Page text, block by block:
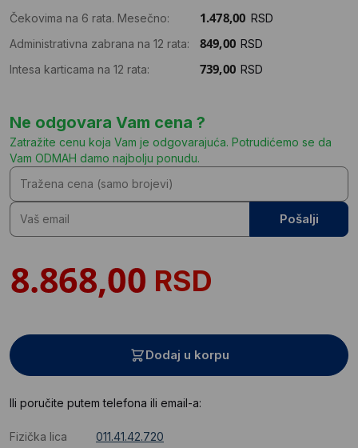
Čekovima na 6 rata. Mesečno:
RSD
Administrativna zabrana na 12 rata:
RSD
Intesa karticama na 12 rata:
RSD
Ne odgovara Vam cena ?
Zatražite cenu koja Vam je odgovarajuća. Potrudićemo se da
Vam ODMAH damo najbolju ponudu.
Pošalji
RSD
Dodaj u korpu
Ili poručite putem telefona ili email-a:
Fizička lica
011.41.42.720